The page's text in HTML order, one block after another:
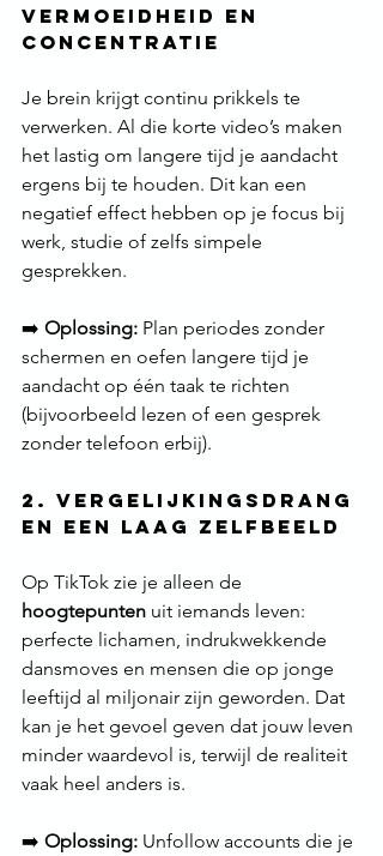
Vermoeidheid en
Concentratie
Je brein krijgt continu prikkels te
verwerken. Al die korte video’s maken
het lastig om langere tijd je aandacht
ergens bij te houden. Dit kan een
negatief effect hebben op je focus bij
werk, studie of zelfs simpele
gesprekken.
➡️ Oplossing: Plan periodes zonder
schermen en oefen langere tijd je
aandacht op één taak te richten
(bijvoorbeeld lezen of een gesprek
zonder telefoon erbij).
2. Vergelijkingsdrang
en een Laag Zelfbeeld
Op TikTok zie je alleen de
hoogtepunten uit iemands leven:
perfecte lichamen, indrukwekkende
dansmoves en mensen die op jonge
leeftijd al miljonair zijn geworden. Dat
kan je het gevoel geven dat jouw leven
minder waardevol is, terwijl de realiteit
vaak heel anders is.
➡️ Oplossing: Unfollow accounts die je